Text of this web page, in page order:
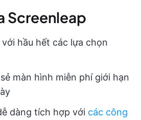
Screenleap
hầu hết các lựa chọn
màn hình miễn phí giới hạn
dàng tích hợp với các công